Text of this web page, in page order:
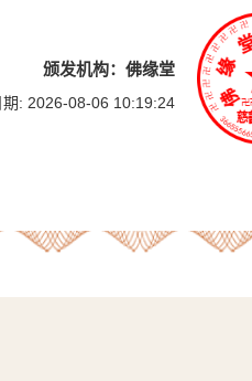
颁发机构：佛缘堂
期: 2026-08-06 10:19:24